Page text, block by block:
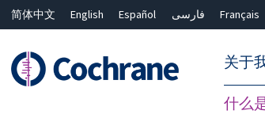
简体中文 English Español فارسی Français
关于
什么